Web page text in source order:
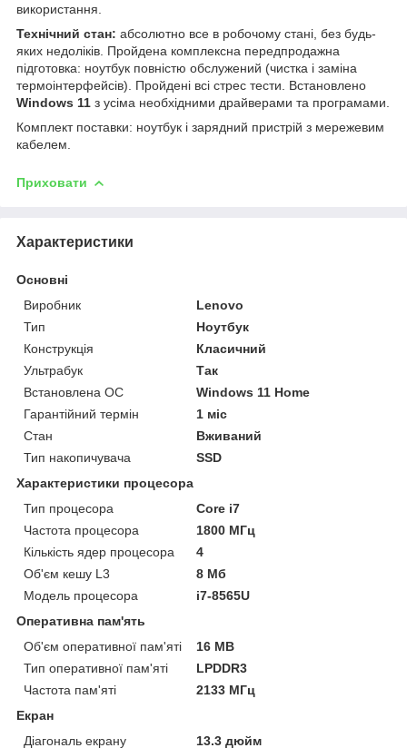
використання.
Технічний стан: абсолютно все в робочому стані, без будь-
яких недоліків. Пройдена комплексна передпродажна
підготовка: ноутбук повністю обслужений (чистка і заміна
термоінтерфейсів). Пройдені всі стрес тести. Встановлено
Windows 11 з усіма необхідними драйверами та програмами.
Комплект поставки: ноутбук і зарядний пристрій з мережевим
кабелем.
Приховати
Характеристики
Основні
Виробник
Lenovo
Тип
Ноутбук
Конструкція
Класичний
Ультрабук
Так
Встановлена ОС
Windows 11 Home
Гарантійний термін
1 міс
Стан
Вживаний
Тип накопичувача
SSD
Характеристики процесора
Тип процесора
Core i7
Частота процесора
1800 МГц
Кількість ядер процесора
4
Об'єм кешу L3
8 Мб
Модель процесора
i7-8565U
Оперативна пам'ять
Об'єм оперативної пам'яті
16 MB
Тип оперативної пам'яті
LPDDR3
Частота пам'яті
2133 МГц
Екран
Діагональ екрану
13.3 дюйм